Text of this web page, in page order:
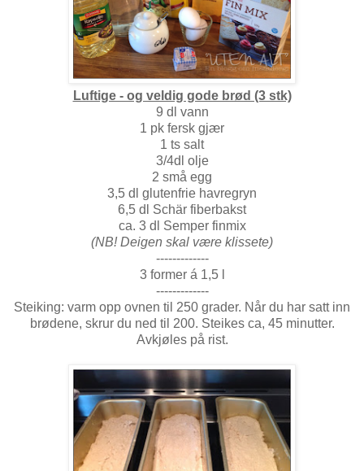
Luftige - og veldig gode brød (3 stk)
9 dl vann
1 pk fersk gjær
1 ts salt
3/4dl olje
2 små egg
3,5 dl glutenfrie havregryn
6,5 dl Schär fiberbakst
ca. 3 dl Semper finmix
(NB! Deigen skal være klissete)
-------------
3 former á 1,5 l
-------------
Steiking: varm opp ovnen til 250 grader. Når du har satt inn
brødene, skrur du ned til 200. Steikes ca, 45 minutter.
Avkjøles på rist.